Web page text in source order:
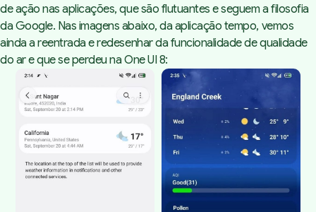
de ação nas aplicações, que são flutuantes e seguem a filosofia
da Google. Nas imagens abaixo, da aplicação tempo, vemos
ainda a reentrada e redesenhar da funcionalidade de qualidade
do ar e que se perdeu na One UI 8: